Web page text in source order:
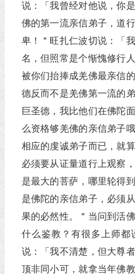
说：「我曾经对他说，你
佛的第一流亲信弟子，道
卑！＂旺扎仁波切说：「
名，但照常是个惭愧修行
被你们抬捧成羌佛最亲信
德反而不是羌佛第一流的
巨圣德，我比他们在佛陀
么资格够羌佛的亲信弟子
相应的虔诚弟子而已，就
必须要从证量道行上观察
是最大的菩萨，哪里轮得
是佛陀的亲信弟子，必须
果的必然性。＂当问到活
什么鉴教？有很多上师都
说：「我不清楚，但大尊
顶非同小可，就拿当年佛